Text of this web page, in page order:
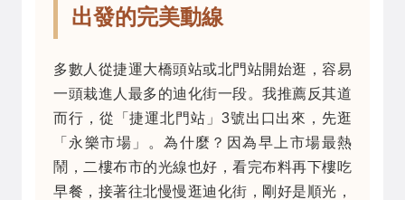
出發的完美動線
多數人從捷運大橋頭站或北門站開始逛，容易
一頭栽進人最多的迪化街一段。我推薦反其道
而行，從「捷運北門站」3號出口出來，先逛
「永樂市場」。為什麼？因為早上市場最熱
鬧，二樓布市的光線也好，看完布料再下樓吃
早餐，接著往北慢慢逛迪化街，剛好是順光，